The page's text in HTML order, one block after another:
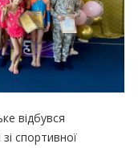
відбувся
спортивної